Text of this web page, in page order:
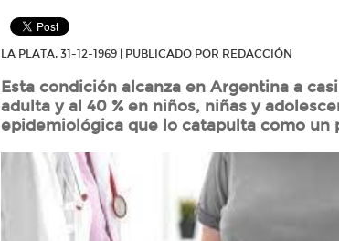
LA PLATA, 31-12-1969 | PUBLICADO POR REDACCIÓN
Esta condición alcanza en Argentina a
adulta y al 40 % en niños, niñas y
epidemiológica que lo catapulta como un